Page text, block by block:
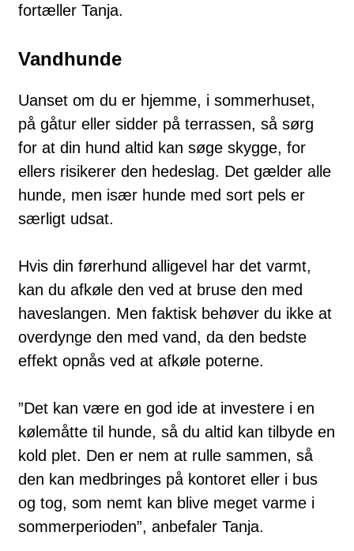
fortæller Tanja.
Vandhunde
Uanset om du er hjemme, i sommerhuset,
på gåtur eller sidder på terrassen, så sørg
for at din hund altid kan søge skygge, for
ellers risikerer den hedeslag. Det gælder alle
hunde, men især hunde med sort pels er
særligt udsat.
Hvis din førerhund alligevel har det varmt,
kan du afkøle den ved at bruse den med
haveslangen. Men faktisk behøver du ikke at
overdynge den med vand, da den bedste
effekt opnås ved at afkøle poterne.
”Det kan være en god ide at investere i en
kølemåtte til hunde, så du altid kan tilbyde en
kold plet. Den er nem at rulle sammen, så
den kan medbringes på kontoret eller i bus
og tog, som nemt kan blive meget varme i
sommerperioden”, anbefaler Tanja.